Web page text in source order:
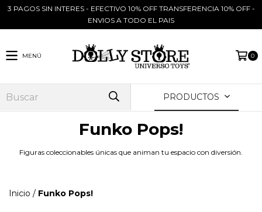
3 PAGOS SIN INTERES - EFECTIVO 10% OFF TRANSFERENCIA 10% OFF -
ENVIOS A TODO EL PAIS
MENÚ 0
PRODUCTOS
Funko Pops!
Figuras coleccionables únicas que animan tu espacio con diversión.
Inicio / Funko Pops!